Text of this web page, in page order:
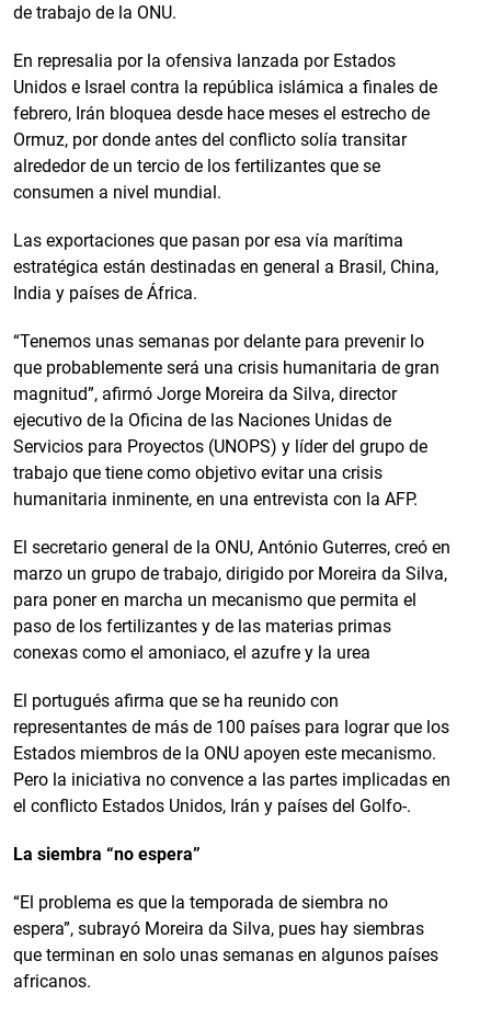
de trabajo de la ONU.
En represalia por la ofensiva lanzada por Estados
Unidos e Israel contra la república islámica a finales de
febrero, Irán bloquea desde hace meses el estrecho de
Ormuz, por donde antes del conflicto solía transitar
alrededor de un tercio de los fertilizantes que se
consumen a nivel mundial.
Las exportaciones que pasan por esa vía marítima
estratégica están destinadas en general a Brasil, China,
India y países de África.
“Tenemos unas semanas por delante para prevenir lo
que probablemente será una crisis humanitaria de gran
magnitud”, afirmó Jorge Moreira da Silva, director
ejecutivo de la Oficina de las Naciones Unidas de
Servicios para Proyectos (UNOPS) y líder del grupo de
trabajo que tiene como objetivo evitar una crisis
humanitaria inminente, en una entrevista con la AFP.
El secretario general de la ONU, António Guterres, creó en
marzo un grupo de trabajo, dirigido por Moreira da Silva,
para poner en marcha un mecanismo que permita el
paso de los fertilizantes y de las materias primas
conexas como el amoniaco, el azufre y la urea
El portugués afirma que se ha reunido con
representantes de más de 100 países para lograr que los
Estados miembros de la ONU apoyen este mecanismo.
Pero la iniciativa no convence a las partes implicadas en
el conflicto Estados Unidos, Irán y países del Golfo-.
La siembra “no espera”
“El problema es que la temporada de siembra no
espera”, subrayó Moreira da Silva, pues hay siembras
que terminan en solo unas semanas en algunos países
africanos.